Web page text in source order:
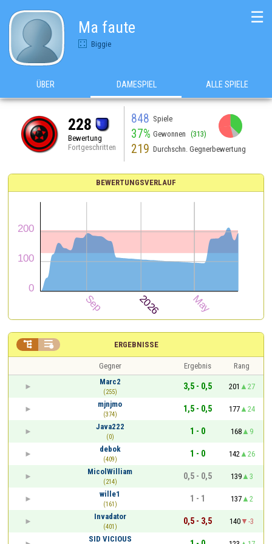
Ma faute
Biggie
☰
ÜBER DAMESPIEL ALLE SPIELE
228
Bewertung
Fortgeschritten
848 Spiele
37% Gewonnen (313)
219 Durchschn. Gegnerbewertung
BEWERTUNGSVERLAUF
ERGEBNISSE
 
Gegner Ergebnis
Rang
Marc2
(255)
3,5 - 0,5 201
27
mjnjmo
(374)
1,5 - 0,5 177
24
Java222
(0)
1 - 0 168
9
debok
(409)
1 - 0 142
26
MicolWilliam
(214)
0,5 - 0,5 139
3
wille1
(161)
1 - 1 137
2
Invadator
(401)
0,5 - 3,5 140
-3
SID VICIOUS